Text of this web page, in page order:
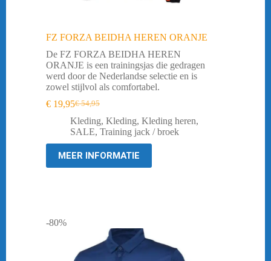
FZ FORZA BEIDHA HEREN ORANJE
De FZ FORZA BEIDHA HEREN
ORANJE is een trainingsjas die gedragen
werd door de Nederlandse selectie en is
zowel stijlvol als comfortabel.
€54,95
Oorspronkelijke
prijs
was:
€ 54,95.
€ 19,95Huidige
prijs
is:
€ 19,95.
Kleding, Kleding, Kleding heren,
SALE, Training jack / broek
MEER INFORMATIE
-80%